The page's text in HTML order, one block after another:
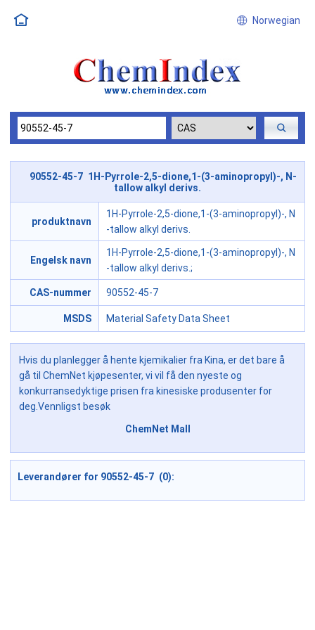
Norwegian
90552-45-7 1H-Pyrrole-2,5-dione,1-(3-aminopropyl)-, N-
tallow alkyl derivs.
produktnavn
1H-Pyrrole-2,5-dione,1-(3-aminopropyl)-, N
-tallow alkyl derivs.
Engelsk navn
1H-Pyrrole-2,5-dione,1-(3-aminopropyl)-, N
-tallow alkyl derivs.;
CAS-nummer 90552-45-7
MSDS Material Safety Data Sheet
Hvis du planlegger å hente kjemikalier fra Kina, er det bare å
gå til ChemNet kjøpesenter, vi vil få den nyeste og
konkurransedyktige prisen fra kinesiske produsenter for
deg.Vennligst besøk
ChemNet Mall
Leverandører for 90552-45-7 (0):